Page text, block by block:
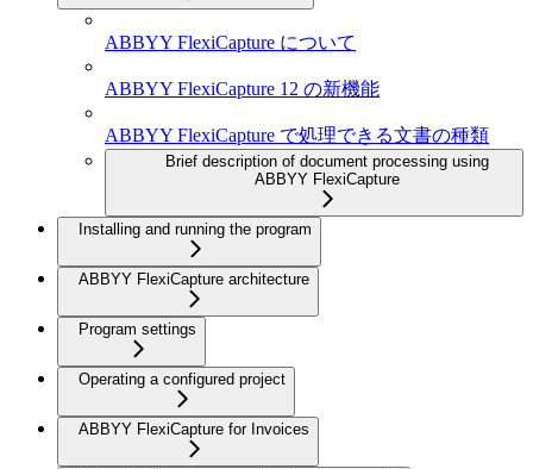
ABBYY FlexiCapture について
ABBYY FlexiCapture 12 の新機能
ABBYY FlexiCapture で処理できる文書の種類
Brief description of document processing using
ABBYY FlexiCapture
Installing and running the program
ABBYY FlexiCapture architecture
Program settings
Operating a configured project
ABBYY FlexiCapture for Invoices